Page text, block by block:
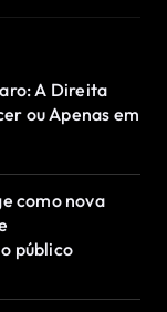
A Direita
ou Apenas em
como nova
público